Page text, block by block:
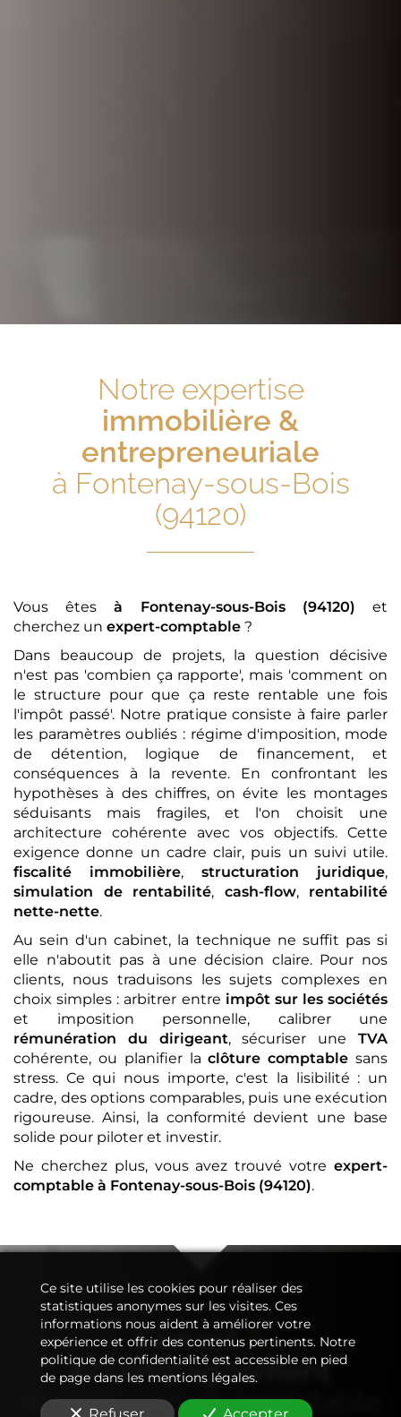
Notre expertise
immobilière &
entrepreneuriale
à Fontenay-sous-Bois
(94120)
Vous êtesà Fontenay-sous-Bois (94120) et
cherchez un expert-comptable ?
Dans beaucoup de projets, la question décisive
n'est pas 'combien ça rapporte', mais 'comment on
le structure pour que ça reste rentable une fois
l'impôt passé'. Notre pratique consiste à faire parler
les paramètres oubliés : régime d'imposition, mode
de détention, logique de financement, et
conséquences à la revente. En confrontant les
hypothèses à des chiffres, on évite les montages
séduisants mais fragiles, et l'on choisit une
architecture cohérente avec vos objectifs. Cette
exigence donne un cadre clair, puis un suivi utile.
fiscalité immobilière, structuration juridique,
simulation de rentabilité, cash-flow, rentabilité
nette-nette.
Au sein d'un cabinet, la technique ne suffit pas si
elle n'aboutit pas à une décision claire. Pour nos
clients, nous traduisons les sujets complexes en
choix simples : arbitrer entre impôt sur les sociétés
et imposition personnelle, calibrer une
rémunération du dirigeant, sécuriser uneTVA
cohérente, ou planifier laclôture comptable sans
stress. Ce qui nous importe, c'est la lisibilité : un
cadre, des options comparables, puis une exécution
rigoureuse. Ainsi, la conformité devient une base
solide pour piloter et investir.
Ne cherchez plus, vous avez trouvé votre expert-
comptable à Fontenay-sous-Bois (94120).
Conseil&
Accompagnement
de votreexpert-comptable
Ce site utilise les cookies pour réaliser des
statistiques anonymes sur les visites. Ces
informations nous aident à améliorer votre
expérience et offrir des contenus pertinents. Notre
politique de confidentialité est accessible en pied
de page dans les mentions légales.
Refuser Accepter